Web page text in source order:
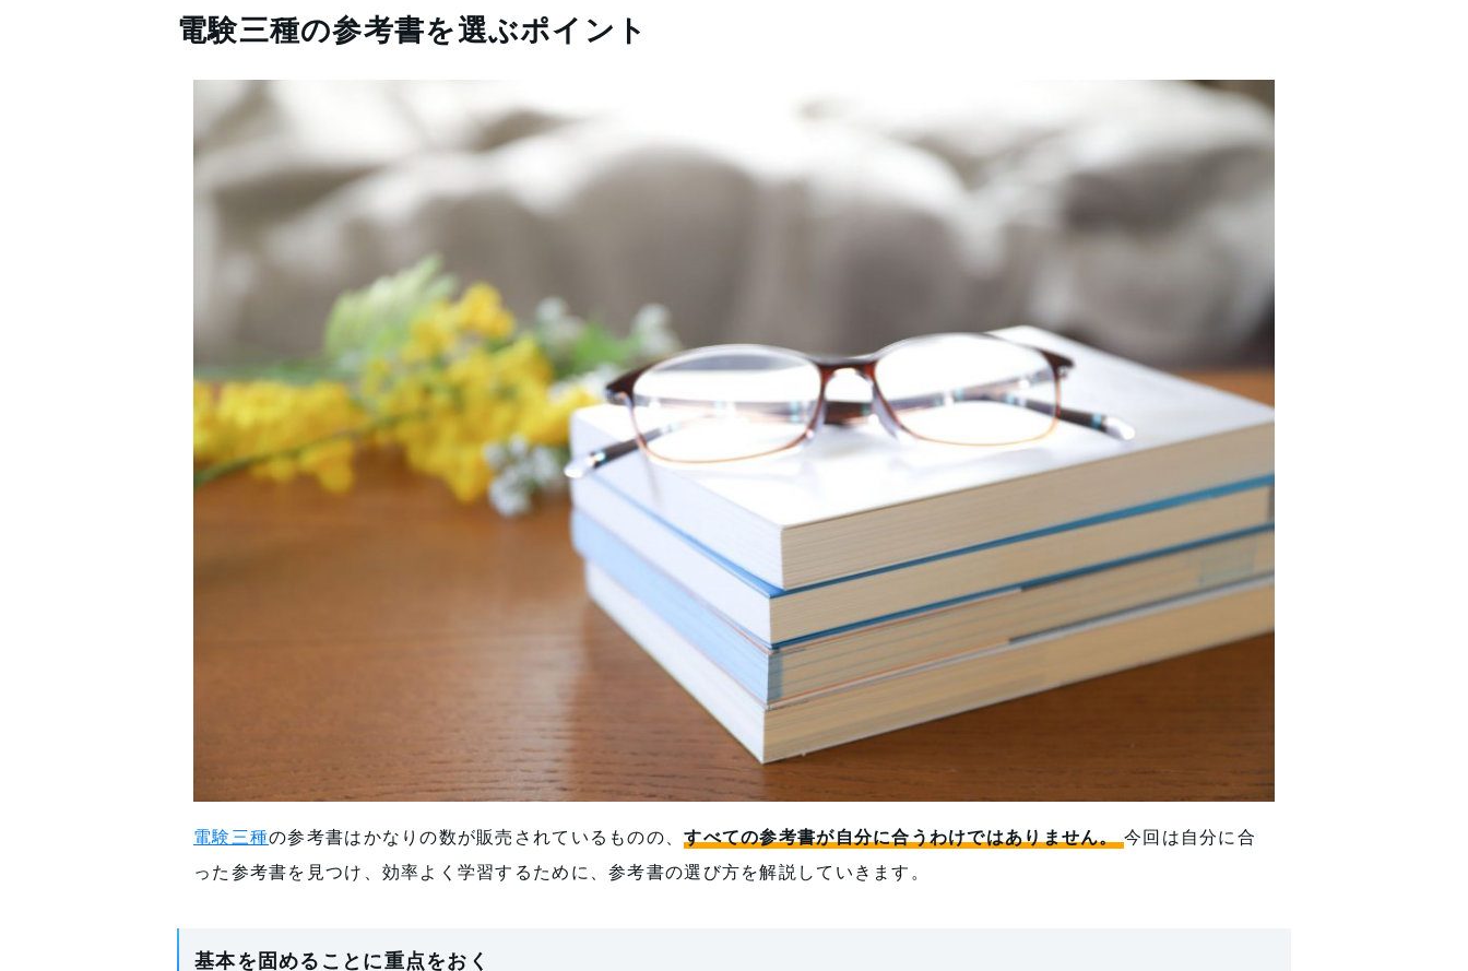
電験三種の参考書を選ぶポイント
電験三種の参考書はかなりの数が販売されているものの、すべての参考書が自分に合うわけではありません。今回は自分に合
った参考書を見つけ、効率よく学習するために、参考書の選び方を解説していきます。
基本を固めることに重点をおく